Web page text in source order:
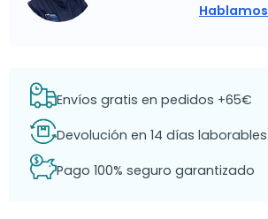
Hablamos
Envíos gratis en pedidos +65€
Devolución en 14 días laborables
Pago 100% seguro garantizado